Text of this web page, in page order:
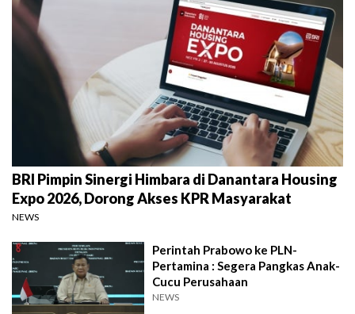
BRI Pimpin Sinergi Himbara di Danantara Housing
Expo 2026, Dorong Akses KPR Masyarakat
NEWS
Perintah Prabowo ke PLN-
Pertamina : Segera Pangkas Anak-
Cucu Perusahaan
NEWS